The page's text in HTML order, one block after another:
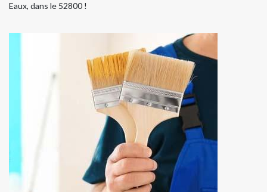
Eaux, dans le 52800 !